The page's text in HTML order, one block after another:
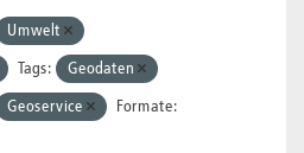
Umwelt
Tags: Geodaten
Geoservice Formate: